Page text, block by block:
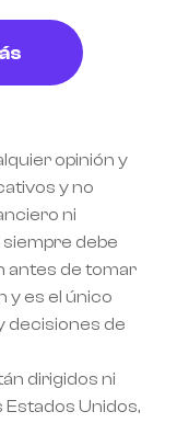
opinión y
y no
ni
debe
antes de tomar
y es el único
decisiones de
dirigidos ni
Unidos,